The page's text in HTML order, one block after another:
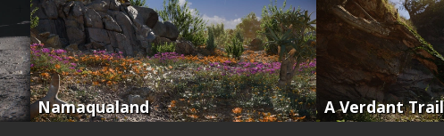
Namaqualand A Verdant Trail